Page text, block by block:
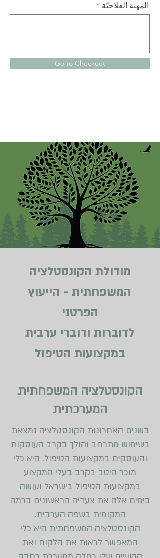
المهنة العلاجيّة
Go to Checkout
מודולת הקונסטלציה
המשפחתית - הייעוץ
הפרטני
לדוברות ודוברי ערבית
במקצועות הטיפול
הקונסטלציה המשפחתית
המערכתית
בשנים האחרונות הקונסטלציה נמצאת
בשימוש מתרחב והולך בקרב העוסקות
והעוסקים במקצועות הטיפול. היא כלי
מוכר היטב בקרב בעלי המקצוע
במקצועות הטיפול בישראל ועושה
בימים אלה את צעדיה הראשונים ברמה
המקומית בשפה הערבית.
הקונסטלציה המשפחתית היא כלי
המאפשר לראות את הלקוח ואת